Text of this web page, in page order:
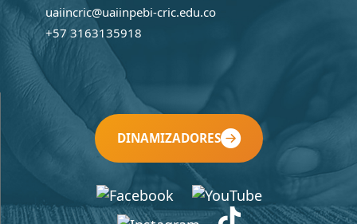
uaiincric@uaiinpebi-cric.edu.co
+57 3163135918
DINAMIZADORES